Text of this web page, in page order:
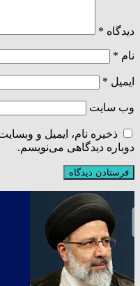
دیدگاه *
نام *
ایمیل *
وب‌ سایت
ذخیره نام، ایمیل و
دوباره دیدگاهی می‌نویسم.